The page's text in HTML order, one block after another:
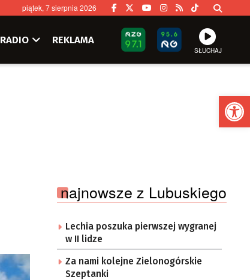
piątek, 7 sierpnia 2026
RADIO REKLAMA
SŁUCHAJ
najnowsze z Lubuskiego
Lechia poszuka pierwszej wygranej
w II lidze
Za nami kolejne Zielonogórskie
Szeptanki